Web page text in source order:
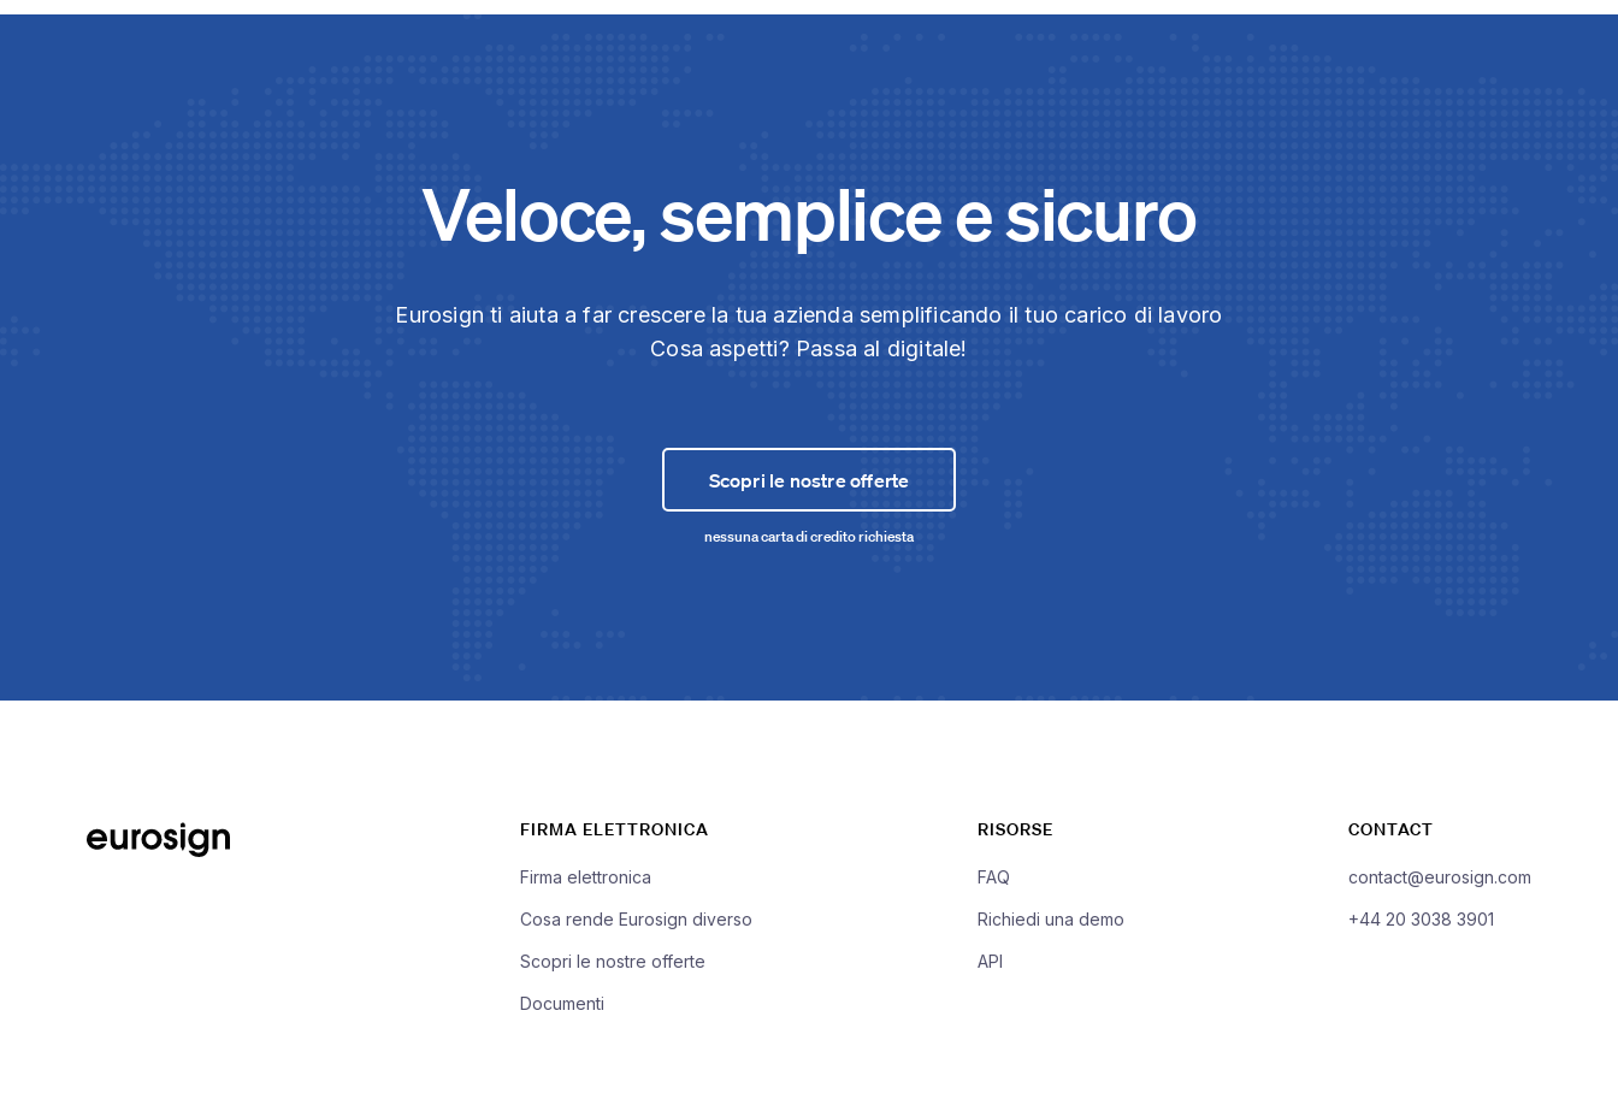
Veloce, semplice e sicuro
Eurosign ti aiuta a far crescere la tua azienda semplificando il tuo carico di lavoro
Cosa aspetti? Passa al digitale!
Scopri le nostre offerte
nessuna carta di credito richiesta
FIRMA ELETTRONICA
Firma elettronica
Cosa rende Eurosign diverso
Scopri le nostre offerte
Documenti
RISORSE
FAQ
Richiedi una demo
API
CONTACT
contact@eurosign.com
+44 20 3038 3901